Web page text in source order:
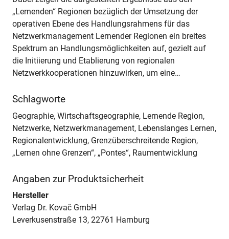
„Lernenden“ Regionen bezüglich der Umsetzung der
operativen Ebene des Handlungsrahmens für das
Netzwerkmanagement Lernender Regionen ein breites
Spektrum an Handlungsmöglichkeiten auf, gezielt auf
die Initiierung und Etablierung von regionalen
Netzwerkkooperationen hinzuwirken, um eine…
Schlagworte
Geographie, Wirtschaftsgeographie, Lernende Region,
Netzwerke, Netzwerkmanagement, Lebenslanges Lernen,
Regionalentwicklung, Grenzüberschreitende Region,
„Lernen ohne Grenzen“, „Pontes“, Raumentwicklung
Angaben zur Produktsicherheit
Hersteller
Verlag Dr. Kovač GmbH
Leverkusenstraße 13, 22761 Hamburg